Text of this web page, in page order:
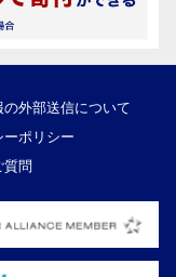
の外部送信について
ーポリシー
質問